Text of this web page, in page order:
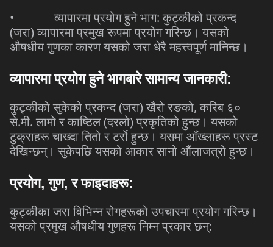
• व्यापारमा प्रयोग हुने भाग:कुट्कीको प्रकन्द
(जरा)व्यापारमा प्रमुख रूपमा प्रयोग गरिन्छ। यसको
औषधीय गुणका कारण यसको जरा धेरै महत्त्वपूर्ण मानिन्छ।
व्यापारमा प्रयोग हुने भागबारे सामान्य जानकारी:
कुट्कीको सुकेको प्रकन्द(जरा)खैरो रङको,करिब ६०
से.मी.लामो र काष्ठिल(दरलो)प्रकृतिको हुन्छ। यसको
टुक्राहरू चाख्दा तितो र टर्रो हुन्छ। यसमा आँख्लाहरू प्रस्ट
देखिन्छन्। सुकेपछि यसको आकार सानो औंलाजत्रो हुन्छ।
प्रयोग,गुण,र फाइदाहरू:
कुट्कीका जरा विभिन्न रोगहरूको उपचारमा प्रयोग गरिन्छ।
यसको प्रमुख औषधीय गुणहरू निम्न प्रकार छन्: